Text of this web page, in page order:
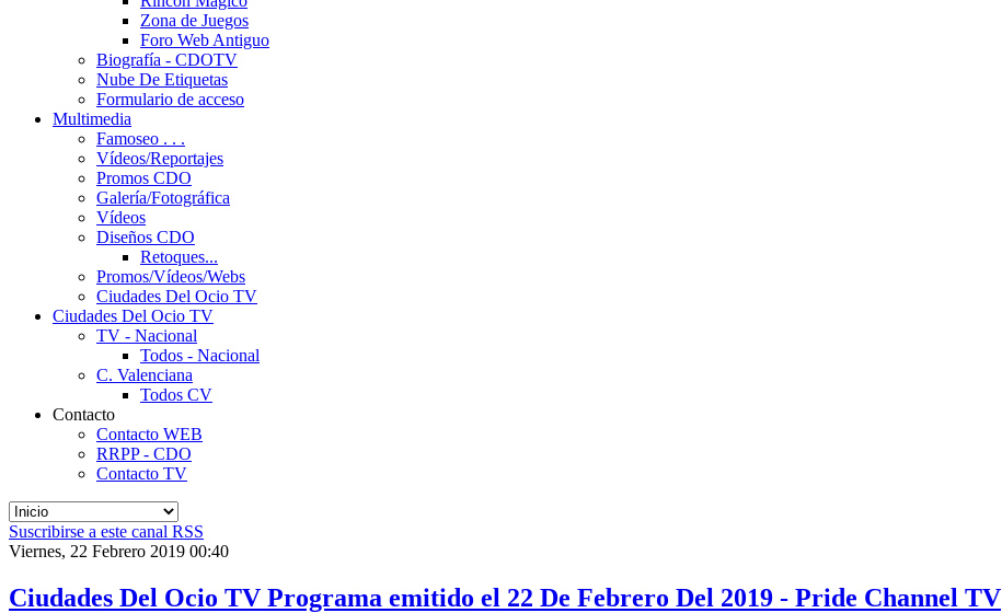
Zona de Juegos
Foro Web Antiguo
Biografía - CDOTV
Nube De Etiquetas
Formulario de acceso
Multimedia
Famoseo . . .
Vídeos/Reportajes
Promos CDO
Galería/Fotográfica
Vídeos
Diseños CDO
Retoques...
Promos/Vídeos/Webs
Ciudades Del Ocio TV
Ciudades Del Ocio TV
TV - Nacional
Todos - Nacional
C. Valenciana
Todos CV
Contacto
Contacto WEB
RRPP - CDO
Contacto TV
Suscribirse a este canal RSS
Viernes, 22 Febrero 2019 00:40
Ciudades Del Ocio TV Programa emitido el 22 De Febrero Del 2019 - Pride Channel TV